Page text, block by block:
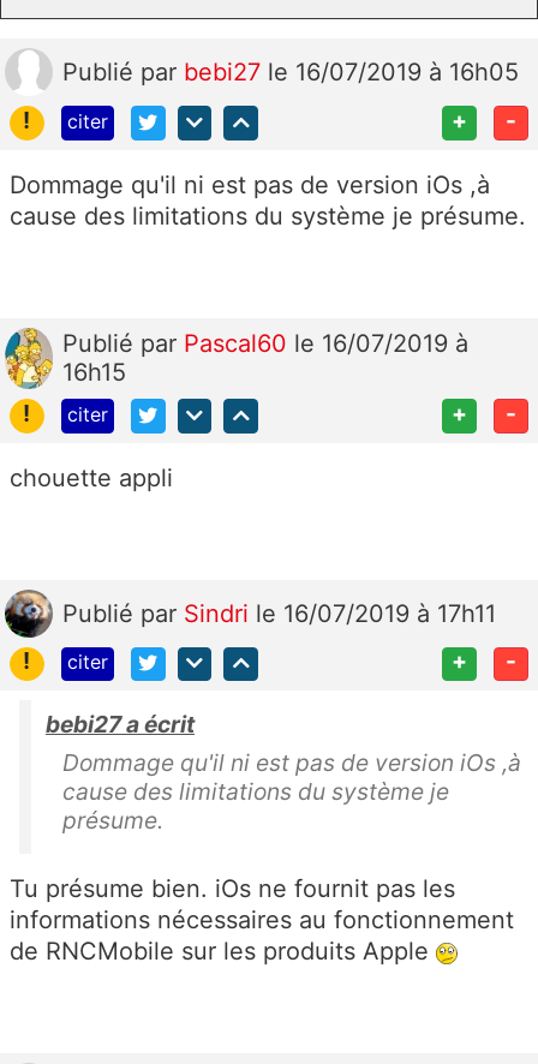
Publié par bebi27 le 16/07/2019 à 16h05
!
citer + -
Dommage qu'il ni est pas de version iOs ,à
cause des limitations du système je présume.
Publié par Pascal60 le 16/07/2019 à
16h15
!
citer + -
chouette appli
Publié par Sindri le 16/07/2019 à 17h11
!
citer + -
bebi27 a écrit
Dommage qu'il ni est pas de version iOs ,à
cause des limitations du système je
présume.
Tu présume bien. iOs ne fournit pas les
informations nécessaires au fonctionnement
de RNCMobile sur les produits Apple